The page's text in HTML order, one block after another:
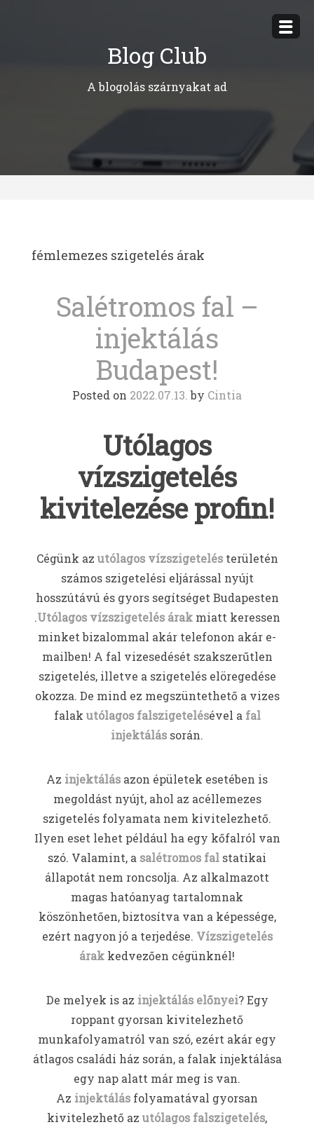
Blog Club
A blogolás szárnyakat ad
fémlemezes szigetelés árak
Salétromos fal –
injektálás
Budapest!
Posted on 2022.07.13. by Cintia
Utólagos
vízszigetelés
kivitelezése profin!
Cégünk az utólagos vízszigetelésterületén
számos szigetelési eljárással nyújt
hosszútávú és gyors segítséget Budapesten
.Utólagos vízszigetelés árakmiatt keressen
minket bizalommal akár telefonon akár e-
mailben! A fal vizesedését szakszerűtlen
szigetelés, illetve a szigetelés elöregedése
okozza. De mind ez megszüntethető a vizes
falak utólagos falszigetelésével a fal
injektálás során.
Az injektálás azon épületek esetében is
megoldást nyújt, ahol az acéllemezes
szigetelés folyamata nem kivitelezhető.
Ilyen eset lehet például ha egy kőfalról van
szó. Valamint, a salétromos fal statikai
állapotát nem roncsolja. Az alkalmazott
magas hatóanyag tartalomnak
köszönhetően, biztosítva van a képessége,
ezért nagyon jó a terjedése. Vízszigetelés
árak kedvezően cégünknél!
De melyek is az injektálás előnyei? Egy
roppant gyorsan kivitelezhető
munkafolyamatról van szó, ezért akár egy
átlagos családi ház során, a falak injektálása
egy nap alatt már meg is van.
Az injektálás folyamatával gyorsan
kivitelezhető az utólagos falszigetelés,